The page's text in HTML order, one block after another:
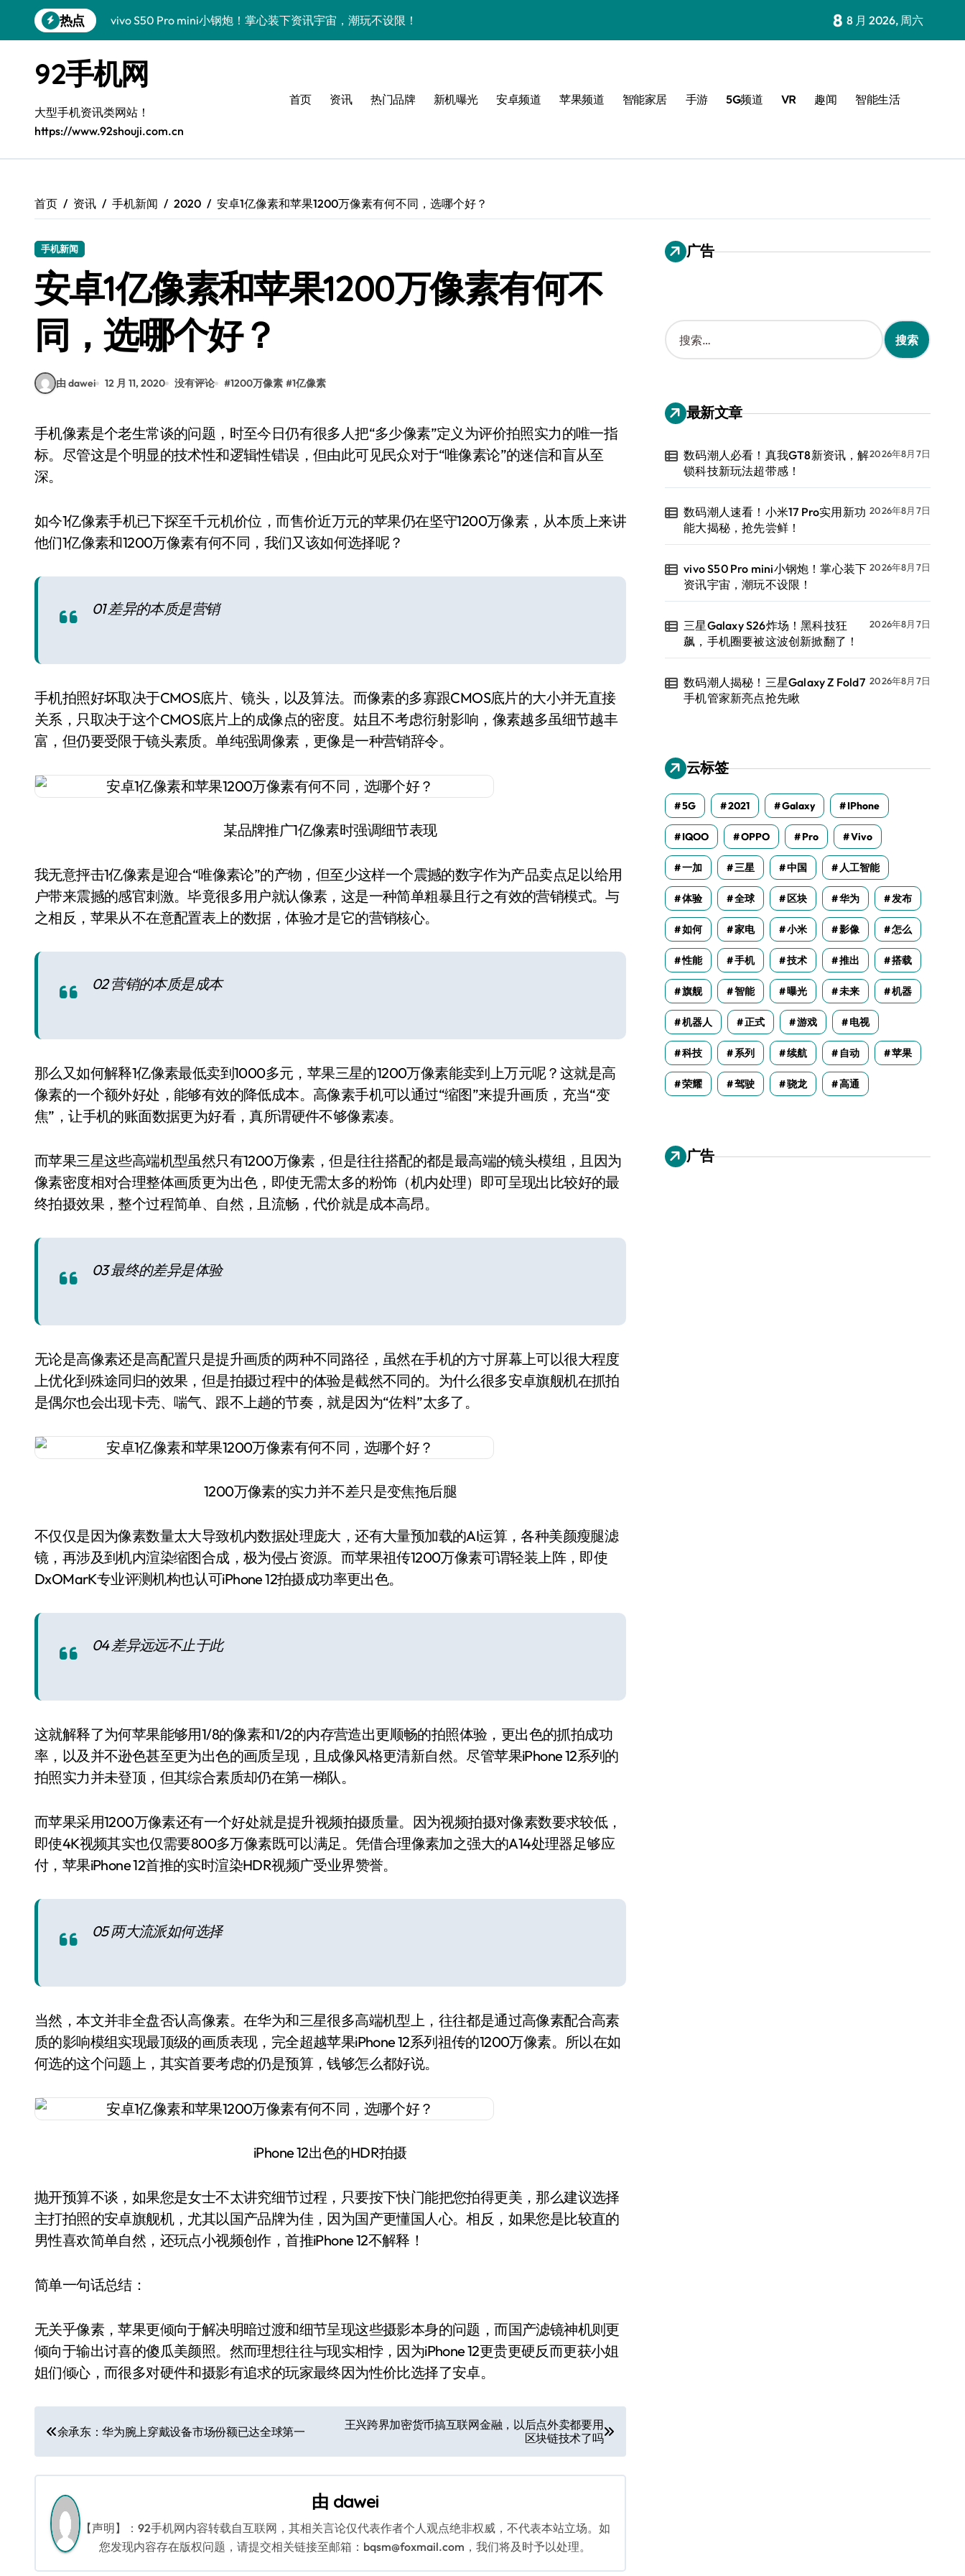
到
热点
vivo S50 Pro mini小钢炮！掌心装下资讯宇宙，潮玩不设限！
数码潮人揭秘！三星Galaxy Z Fold7手机管家新亮点抢先瞅
S25 Ultra颜值炸裂！定制主题潮翻天
S24+震撼登场，玩转手机美学新姿势！
S26+颜值暴击！机皇美颜秘籍大公开
三星S26上头！个性潮玩美到炸裂
8 8 月 2026, 周六
92手机网
大型手机资讯类网站！
https://www.92shouji.com.cn
首页 资讯 热门品牌 新机曝光 安卓频道 苹果频道 智能家居 手游 5G频道 VR 趣闻 智能生活
首页 资讯 手机新闻 2020 安卓1亿像素和苹果1200万像素有何不同，选哪个好？
手机新闻
安卓1亿像素和苹果1200万像素有何不
同，选哪个好？
由 dawei 12 月 11, 2020 没有评论 #1200万像素 #1亿像素
手机像素是个老生常谈的问题，时至今日仍有很多人把“多少像素”定义为评价拍照实力的唯一指
标。尽管这是个明显的技术性和逻辑性错误，但由此可见民众对于“唯像素论”的迷信和盲从至
深。
如今1亿像素手机已下探至千元机价位，而售价近万元的苹果仍在坚守1200万像素，从本质上来讲
他们1亿像素和1200万像素有何不同，我们又该如何选择呢？
01 差异的本质是营销
手机拍照好坏取决于CMOS底片、镜头，以及算法。而像素的多寡跟CMOS底片的大小并无直接
关系，只取决于这个CMOS底片上的成像点的密度。姑且不考虑衍射影响，像素越多虽细节越丰
富，但仍要受限于镜头素质。单纯强调像素，更像是一种营销辞令。
某品牌推广1亿像素时强调细节表现
我无意抨击1亿像素是迎合“唯像素论”的产物，但至少这样一个震撼的数字作为产品卖点足以给用
户带来震撼的感官刺激。毕竟很多用户就认像素，这是一种简单粗暴且行之有效的营销模式。与
之相反，苹果从不在意配置表上的数据，体验才是它的营销核心。
02 营销的本质是成本
那么又如何解释1亿像素最低卖到1000多元，苹果三星的1200万像素能卖到上万元呢？这就是高
像素的一个额外好处，能够有效的降低成本。高像素手机可以通过“缩图”来提升画质，充当“变
焦”，让手机的账面数据更为好看，真所谓硬件不够像素凑。
而苹果三星这些高端机型虽然只有1200万像素，但是往往搭配的都是最高端的镜头模组，且因为
像素密度相对合理整体画质更为出色，即使无需太多的粉饰（机内处理）即可呈现出比较好的最
终拍摄效果，整个过程简单、自然，且流畅，代价就是成本高昂。
03 最终的差异是体验
无论是高像素还是高配置只是提升画质的两种不同路径，虽然在手机的方寸屏幕上可以很大程度
上优化到殊途同归的效果，但是拍摄过程中的体验是截然不同的。为什么很多安卓旗舰机在抓拍
是偶尔也会出现卡壳、喘气、跟不上趟的节奏，就是因为“佐料”太多了。
1200万像素的实力并不差只是变焦拖后腿
不仅仅是因为像素数量太大导致机内数据处理庞大，还有大量预加载的AI运算，各种美颜瘦腿滤
镜，再涉及到机内渲染缩图合成，极为侵占资源。而苹果祖传1200万像素可谓轻装上阵，即使
DxOMarK专业评测机构也认可iPhone 12拍摄成功率更出色。
04 差异远远不止于此
这就解释了为何苹果能够用1/8的像素和1/2的内存营造出更顺畅的拍照体验，更出色的抓拍成功
率，以及并不逊色甚至更为出色的画质呈现，且成像风格更清新自然。尽管苹果iPhone 12系列的
拍照实力并未登顶，但其综合素质却仍在第一梯队。
而苹果采用1200万像素还有一个好处就是提升视频拍摄质量。因为视频拍摄对像素数要求较低，
即使4K视频其实也仅需要800多万像素既可以满足。凭借合理像素加之强大的A14处理器足够应
付，苹果iPhone 12首推的实时渲染HDR视频广受业界赞誉。
05 两大流派如何选择
当然，本文并非全盘否认高像素。在华为和三星很多高端机型上，往往都是通过高像素配合高素
质的影响模组实现最顶级的画质表现，完全超越苹果iPhone 12系列祖传的1200万像素。所以在如
何选的这个问题上，其实首要考虑的仍是预算，钱够怎么都好说。
iPhone 12出色的HDR拍摄
抛开预算不谈，如果您是女士不太讲究细节过程，只要按下快门能把您拍得更美，那么建议选择
主打拍照的安卓旗舰机，尤其以国产品牌为佳，因为国产更懂国人心。相反，如果您是比较直的
男性喜欢简单自然，还玩点小视频创作，首推iPhone 12不解释！
简单一句话总结：
无关乎像素，苹果更倾向于解决明暗过渡和细节呈现这些摄影本身的问题，而国产滤镜神机则更
倾向于输出讨喜的傻瓜美颜照。然而理想往往与现实相悖，因为iPhone 12更贵更硬反而更获小姐
姐们倾心，而很多对硬件和摄影有追求的玩家最终因为性价比选择了安卓。
文
章
导
航
余承东：华为腕上穿戴设备市场份额已达全球第一
王兴跨界加密货币搞互联网金融，以后点外卖都要用
区块链技术了吗
由 dawei
【声明】：92手机网内容转载自互联网，其相关言论仅代表作者个人观点绝非权威，不代表本站立场。如
您发现内容存在版权问题，请提交相关链接至邮箱：bqsm@foxmail.com，我们将及时予以处理。
广告
搜
索
：
最新文章
数码潮人必看！真我GT8新资讯，解
锁科技新玩法超带感！
2026年8月7日
数码潮人速看！小米17 Pro实用新功
能大揭秘，抢先尝鲜！
2026年8月7日
vivo S50 Pro mini小钢炮！掌心装下
资讯宇宙，潮玩不设限！
2026年8月7日
三星Galaxy S26炸场！黑科技狂
飙，手机圈要被这波创新掀翻了！
2026年8月7日
数码潮人揭秘！三星Galaxy Z Fold7
手机管家新亮点抢先瞅
2026年8月7日
云标签
5G 2021 Galaxy IPhone
IQOO OPPO Pro Vivo
一加 三星 中国 人工智能
体验 全球 区块 华为 发布
如何 家电 小米 影像 怎么
性能 手机 技术 推出 搭载
旗舰 智能 曝光 未来 机器
机器人 正式 游戏 电视
科技 系列 续航 自动 苹果
荣耀 驾驶 骁龙 高通
广告